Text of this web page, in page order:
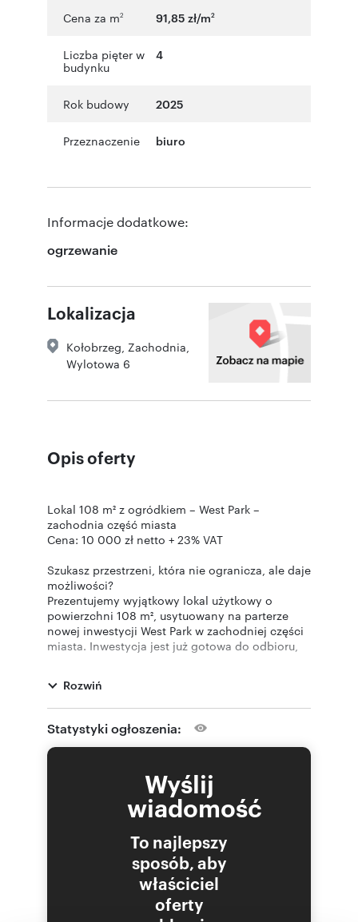
Cena za m2 91,85 zł/m2
Liczba pięter w
budynku
4
Rok budowy 2025
Przeznaczenie biuro
Informacje dodatkowe:
ogrzewanie
Lokalizacja
Kołobrzeg Zachodnia
Wylotowa 6
Opis oferty
Lokal 108 m² z ogródkiem – West Park –
zachodnia część miasta
Cena: 10 000 zł netto + 23% VAT
Szukasz przestrzeni, która nie ogranicza, ale daje
możliwości?
Prezentujemy wyjątkowy lokal użytkowy o
powierzchni 108 m², usytuowany na parterze
nowej inwestycji West Park w zachodniej części
miasta. Inwestycja jest już gotowa do odbioru,
budowy.
To miejsce, które dzięki swojemu standardowi i
udogodnieniom może stać się restauracją,
kawiarnią, eleganckim biurem, gabinetem
Atuty lokalu, które dają Ci przewagę:
przystosowany pod działalność kulinarną,
wyposażony w wentylację hybrydową i
separator tłuszczów przy kanalizacji.
Ogródek 28 m² – prywatna przestrzeń na
świeżym powietrzu, idealna na ogródek
restauracyjny, strefę relaksu czy kameralne
Rozwiń
Statystyki ogłoszenia:
Wyślij
wiadomość
To najlepszy
sposób, aby
właściciel
oferty